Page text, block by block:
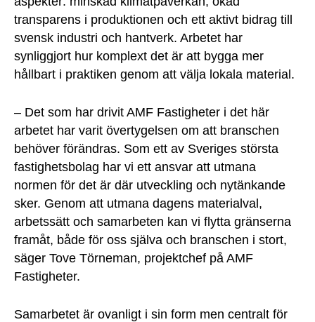
transparens i produktionen och ett aktivt bidrag till
svensk industri och hantverk. Arbetet har
synliggjort hur komplext det är att bygga mer
hållbart i praktiken genom att välja lokala material.
– Det som har drivit AMF Fastigheter i det här
arbetet har varit övertygelsen om att branschen
behöver förändras. Som ett av Sveriges största
fastighetsbolag har vi ett ansvar att utmana
normen för det är där utveckling och nytänkande
sker. Genom att utmana dagens materialval,
arbetssätt och samarbeten kan vi flytta gränserna
framåt, både för oss själva och branschen i stort,
säger Tove Törneman, projektchef på AMF
Fastigheter.
Samarbetet är ovanligt i sin form men centralt för